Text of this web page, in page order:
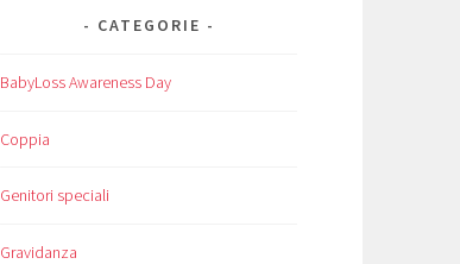
CATEGORIE
BabyLoss Awareness Day
Coppia
Genitori speciali
Gravidanza